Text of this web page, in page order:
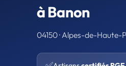
à Banon
04150 · Alpes-de-Haute-